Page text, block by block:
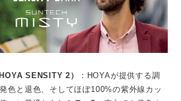
SENSITY 2）
：HOYAが提供する調
色と退色、そしてほぼ100%の紫外線カッ